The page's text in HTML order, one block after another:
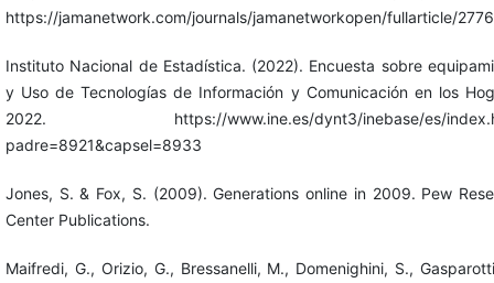
https://jamanetwork.com/journals/jamanetworkopen/fullarticle/
Instituto Nacional de Estadística. (2022). Encuesta sobre
y Uso de Tecnologías de Información y Comunicación en los
2022. https://www.ine.es/dynt3/inebase/es/
padre=8921&capsel=8933
Jones, S. & Fox, S. (2009). Generations online in 2009. Pew
Center Publications.
Maifredi, G., Orizio, G., Bressanelli, M., Domenighini, S.,